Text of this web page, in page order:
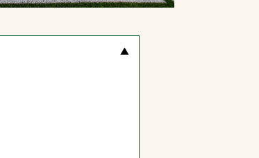
検索
▲